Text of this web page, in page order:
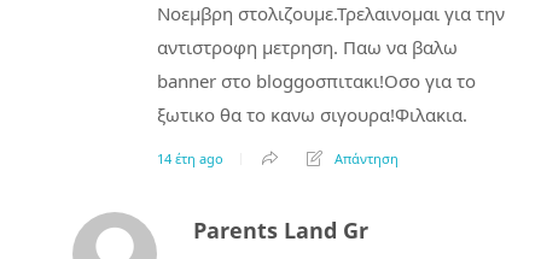
Νοεμβρη στολιζουμε.Τρελαινομαι για την
αντιστροφη μετρηση. Παω να βαλω
banner στο bloggoσπιτακι!Οσο για το
ξωτικο θα το κανω σιγουρα!Φιλακια.
14 έτη ago Απάντηση
Parents Land Gr